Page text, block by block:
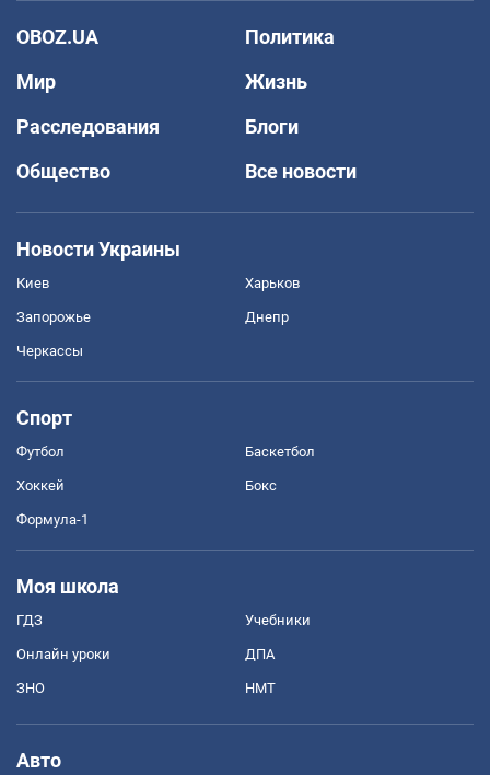
OBOZ.UA
Политика
Мир
Жизнь
Расследования
Блоги
Общество
Все новости
Новости Украины
Киев Харьков
Запорожье Днепр
Черкассы
Спорт
Футбол Баскетбол
Хоккей Бокс
Формула-1
Моя школа
ГДЗ Учебники
Онлайн уроки ДПА
ЗНО НМТ
Авто